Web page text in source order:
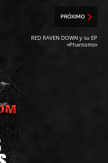
PRÓXIMO
RED RAVEN DOWN y su EP
«Phantoms»